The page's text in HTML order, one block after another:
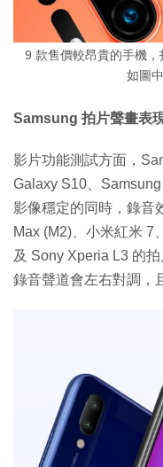
9 款售價較昂貴的手機，
如圖
Samsung 拍片聲畫表
影片功能測試方面，
Galaxy S10、
影像穩定的同時，錄音
Max (M2)、小米紅米 7
及 Sony Xperia L3 的
錄音聲道會左右對調，